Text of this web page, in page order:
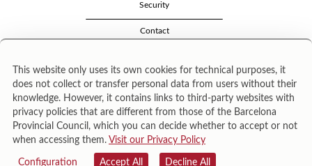
Security
Contact
Área de Cultura – Gerència de Serveis de Biblioteques. Zamora, 73. 08018 Barcelona. Tel:
943 022 222.
This website only uses its own cookies for technical purposes, it
does not collect or transfer personal data from users without their
knowledge. However, it contains links to third-party websites with
privacy policies that are different from those of the Barcelona
Provincial Council, which you can decide whether to accept or not
when accessing them. Visit our Privacy Policy
Configuration Accept All Decline All